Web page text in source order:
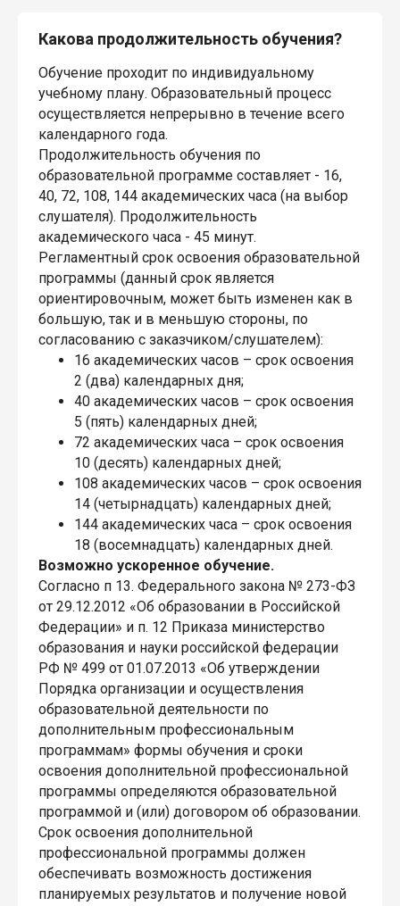
Какова продолжительность обучения?
Обучение проходит по индивидуальному
учебному плану. Образовательный процесс
осуществляется непрерывно в течение всего
календарного года.
Продолжительность обучения по
образовательной программе составляет - 16,
40, 72, 108, 144 академических часа (на выбор
слушателя). Продолжительность
академического часа - 45 минут.
Регламентный срок освоения образовательной
программы (данный срок является
ориентировочным, может быть изменен как в
большую, так и в меньшую стороны, по
согласованию с заказчиком/слушателем):
16 академических часов – срок освоения
2 (два) календарных дня;
40 академических часов – срок освоения
5 (пять) календарных дней;
72 академических часа – срок освоения
10 (десять) календарных дней;
108 академических часов – срок освоения
14 (четырнадцать) календарных дней;
144 академических часа – срок освоения
18 (восемнадцать) календарных дней.
Возможно ускоренное обучение.
Согласно п 13. Федерального закона № 273-ФЗ
от 29.12.2012 «Об образовании в Российской
Федерации» и п. 12 Приказа министерство
образования и науки российской федерации
РФ № 499 от 01.07.2013 «Об утверждении
Порядка организации и осуществления
образовательной деятельности по
дополнительным профессиональным
программам» формы обучения и сроки
освоения дополнительной профессиональной
программы определяются образовательной
программой и (или) договором об образовании.
Срок освоения дополнительной
профессиональной программы должен
обеспечивать возможность достижения
планируемых результатов и получение новой